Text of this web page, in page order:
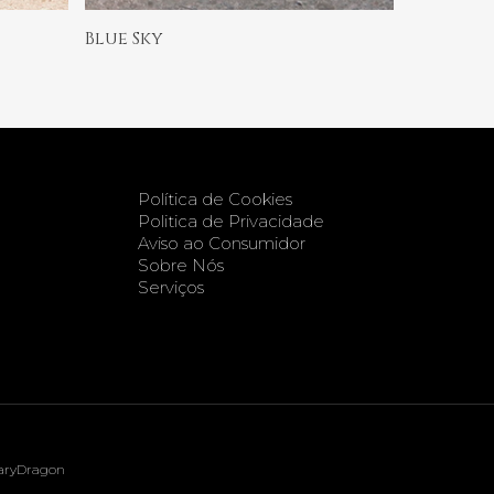
Blue Sky
Política de Cookies
Politica de Privacidade
Aviso ao Consumidor
Sobre Nós
Serviços